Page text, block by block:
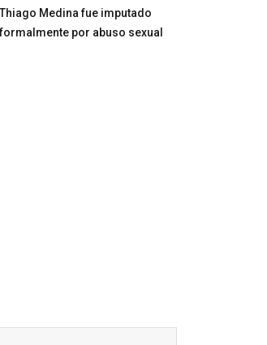
Thiago Medina fue imputado
formalmente por abuso sexual